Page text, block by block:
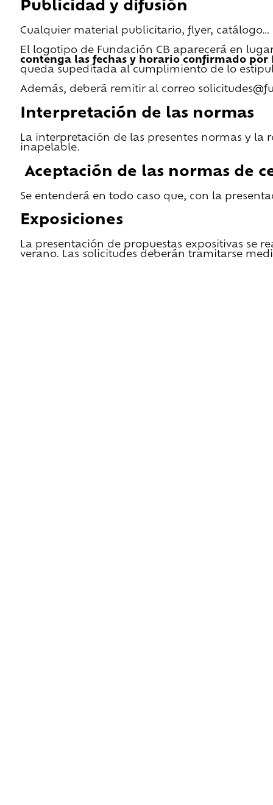
Publicidad y difusión
Cualquier material publicitario, flyer, catálogo…
El logotipo de Fundación CB aparecerá en
contenga las fechas y horario confirmado por
queda supeditada al cumplimiento de lo
Además, deberá remitir al correo
Interpretación de las normas
La interpretación de las presentes normas y la
inapelable.
Aceptación de las normas de
Se entenderá en todo caso que, con la
Exposiciones
La presentación de propuestas expositivas se
verano. Las solicitudes deberán tramitarse